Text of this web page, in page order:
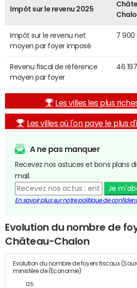
Impôt sur le revenu 2025
Impôt sur le revenu net
moyen par foyer imposé
7 900
Revenu fiscal de référence
moyen par foyer
46
Les villes les plus
Les villes où l'on paye le plus
A ne pas manquer
Recevez nos astuces et bons plans
mail.
Je
En savoir plus sur notre politique de
Evolution du nombre de
Château-Chalon
Evolution du nombre de foyers fiscaux
ministère de l'Economie)
125